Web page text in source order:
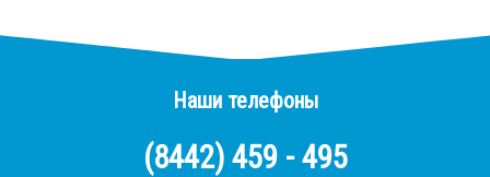
Наши телефоны
(8442) 459 - 495